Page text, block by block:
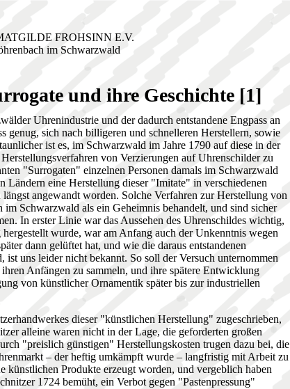
FROHSINN E.V.
im Schwarzwald
und ihre Geschichte [1]
Uhrenindustrie und der dadurch entstandene Engpass an
genug, sich nach billigeren und schnelleren Herstellern, sowie
ist es, im Schwarzwald im Jahre 1790 auf diese in der
von Verzierungen auf Uhrenschilder zu
"Surrogaten" einzelnen Personen damals im Schwarzwald
Ländern eine Herstellung dieser "Imitate" in verschiedenen
angewandt worden. Solche Verfahren zur Herstellung von
Schwarzwald als ein Geheimnis behandelt, und sind sicher
In erster Linie war das Aussehen des Uhrenschildes wichtig,
wurde, war am Anfang auch der Unkenntnis wegen
dann gelüftet hat, und wie die daraus entstandenen
ist uns leider nicht bekannt. So soll der Versuch unternommen
Anfängen zu sammeln, und ihre spätere Entwicklung
von künstlicher Ornamentik später bis zur industriellen
dieser "künstlichen Herstellung" zugeschrieben,
alleine waren nicht in der Lage, die geforderten großen
"preislich günstigen" Herstellungskosten trugen dazu bei, die
– der heftig umkämpft wurde – langfristig mit Arbeit zu
künstlichen Produkte erzeugt worden, und vergeblich haben
1724 bemüht, ein Verbot gegen "Pastenpressung"